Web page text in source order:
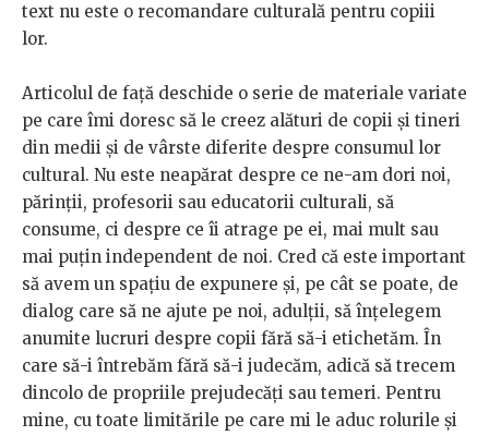
text nu este o recomandare culturală pentru copiii
lor.
Articolul de față deschide o serie de materiale variate
pe care îmi doresc să le creez alături de copii și tineri
din medii și de vârste diferite despre consumul lor
cultural. Nu este neapărat despre ce ne-am dori noi,
părinții, profesorii sau educatorii culturali, să
consume, ci despre ce îi atrage pe ei, mai mult sau
mai puțin independent de noi. Cred că este important
să avem un spațiu de expunere și, pe cât se poate, de
dialog care să ne ajute pe noi, adulții, să înțelegem
anumite lucruri despre copii fără să-i etichetăm. În
care să-i întrebăm fără să-i judecăm, adică să trecem
dincolo de propriile prejudecăți sau temeri. Pentru
mine, cu toate limitările pe care mi le aduc rolurile și